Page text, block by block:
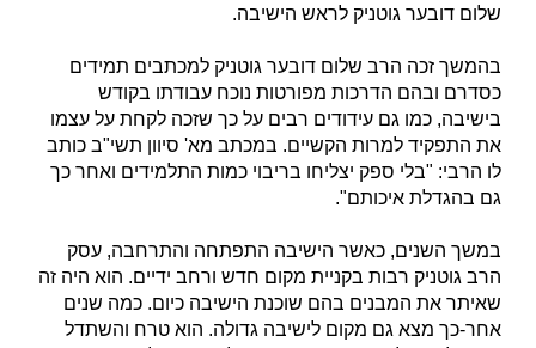
שלום דובער גוטניק לראש הישיבה.
בהמשך זכה הרב שלום דובער גוטניק למכתבים תמידים
כסדרם ובהם הדרכות מפורטות נוכח עבודתו בקודש
בישיבה, כמו גם עידודים רבים על כך שזכה לקחת על עצמו
את התפקיד למרות הקשיים. במכתב מא' סיוון תשי"ב כותב
לו הרבי: "בלי ספק יצליחו בריבוי כמות התלמידים ואחר כך
גם בהגדלת איכותם".
במשך השנים, כאשר הישיבה התפתחה והתרחבה, עסק
הרב גוטניק רבות בקניית מקום חדש ורחב ידיים. הוא היה זה
שאיתר את המבנים בהם שוכנת הישיבה כיום. כמה שנים
אחר-כך מצא גם מקום לישיבה גדולה. הוא טרח והשתדל